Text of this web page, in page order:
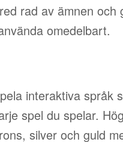
rad av ämnen och
omedelbart.
interaktiva språk
spel du spelar.
silver och guld